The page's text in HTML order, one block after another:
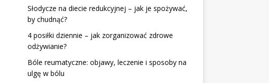
Słodycze na diecie redukcyjnej – jak je spożywać,
by chudnąć?
4 posiłki dziennie – jak zorganizować zdrowe
odżywianie?
Bóle reumatyczne: objawy, leczenie i sposoby na
ulgę w bólu